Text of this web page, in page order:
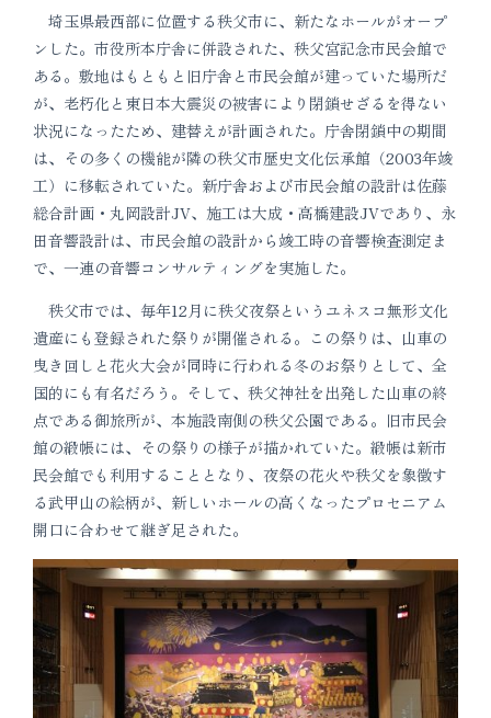
埼玉県最西部に位置する秩父市に、新たなホールがオープ
ンした。市役所本庁舎に併設された、秩父宮記念市民会館で
ある。敷地はもともと旧庁舎と市民会館が建っていた場所だ
が、老朽化と東日本大震災の被害により閉鎖せざるを得ない
状況になったため、建替えが計画された。庁舎閉鎖中の期間
は、その多くの機能が隣の秩父市歴史文化伝承館（2003年竣
工）に移転されていた。新庁舎および市民会館の設計は佐藤
総合計画・丸岡設計JV、施工は大成・高橋建設JVであり、永
田音響設計は、市民会館の設計から竣工時の音響検査測定ま
で、一連の音響コンサルティングを実施した。
秩父市では、毎年12月に秩父夜祭というユネスコ無形文化
遺産にも登録された祭りが開催される。この祭りは、山車の
曳き回しと花火大会が同時に行われる冬のお祭りとして、全
国的にも有名だろう。そして、秩父神社を出発した山車の終
点である御旅所が、本施設南側の秩父公園である。旧市民会
館の緞帳には、その祭りの様子が描かれていた。緞帳は新市
民会館でも利用することとなり、夜祭の花火や秩父を象徴す
る武甲山の絵柄が、新しいホールの高くなったプロセニアム
開口に合わせて継ぎ足された。